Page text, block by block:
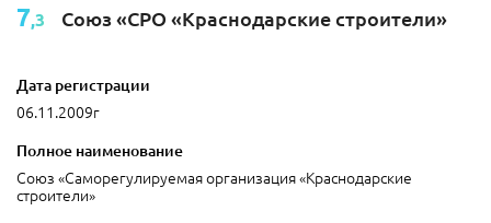
7,3 Союз «СРО «Краснодарские строители»
Дата регистрации
06.11.2009г
Полное наименование
Союз «Саморегулируемая организация «Краснодарские
строители»